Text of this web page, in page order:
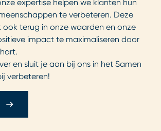
expertise helpen we klanten hun
te verbeteren. Deze
terug in onze waarden en onze
impact te maximaliseren door
en sluit je aan bij ons in het Samen
verbeteren!